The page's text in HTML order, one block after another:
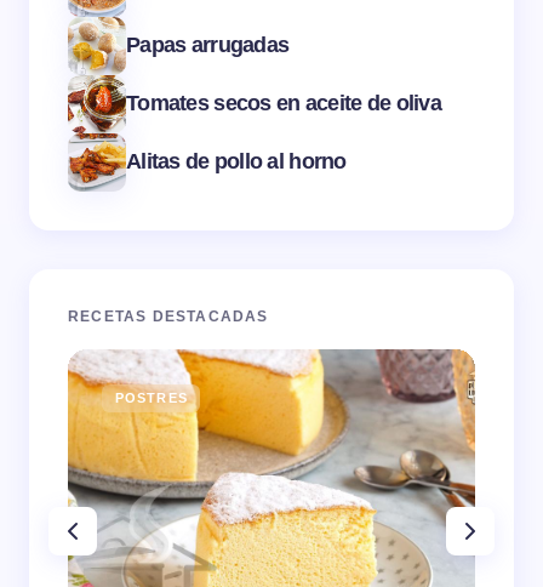
Papas arrugadas
Tomates secos en aceite de oliva
Alitas de pollo al horno
RECETAS DESTACADAS
POSTRES